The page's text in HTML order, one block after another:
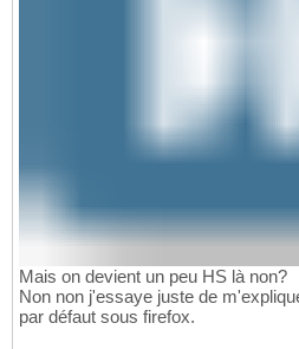
Mais on devient un peu HS là non?
Non non j'essaye juste de
par défaut sous firefox.